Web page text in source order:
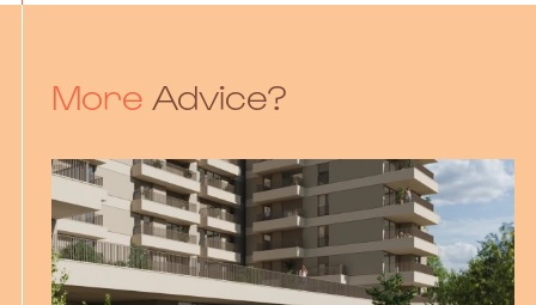
More Advice?